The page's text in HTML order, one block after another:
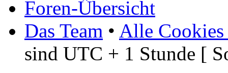
Foren-Übersicht
Das Team • Alle Cookies
sind UTC + 1 Stunde [